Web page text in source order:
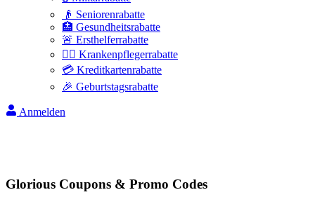
👴 Seniorenrabatte
🏥 Gesundheitsrabatte
🚨 Ersthelferrabatte
👩‍⚕️ Krankenpflegerrabatte
💳 Kreditkartenrabatte
🎉 Geburtstagsrabatte
Anmelden
Glorious Coupons & Promo Codes